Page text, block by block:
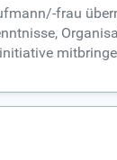
frau